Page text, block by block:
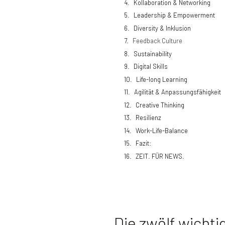
Kollaboration & Networking
Leadership & Empowerment
Diversity & Inklusion
Feedback Culture
Sustainability
Digital Skills
Life-long Learning
Agilität & Anpassungsfähigkeit
Creative Thinking
Resilienz
Work-Life-Balance
Fazit:
ZEIT. FÜR NEWS.